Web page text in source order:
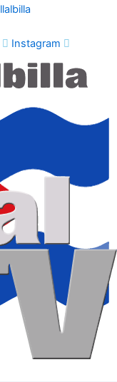
Instagram